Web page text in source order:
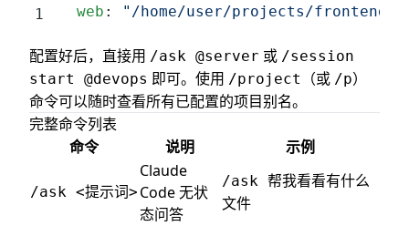
  web
: "/home/user/projects/frontend"
配置好后，直接用 /ask @server 或 /session
start @devops 即可。使用 /project （或 /p）
命令可以随时查看所有已配置的项目别名。
完整命令列表
命令
说明 示例
/ask <提示词>
Claude
Code 无状
态问答
/ask 帮我看看有什么
文件